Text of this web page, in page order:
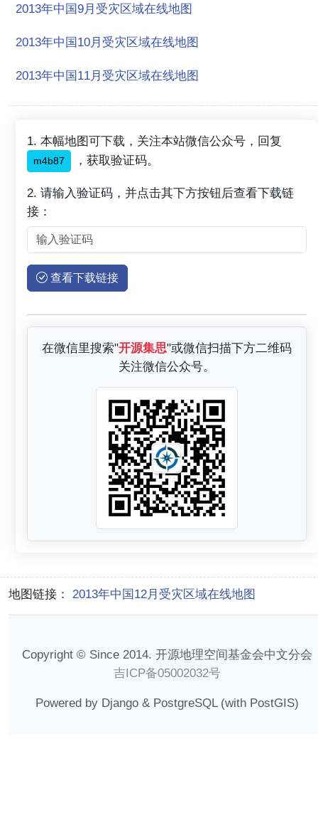
2013年中国9月受灾区域在线地图
2013年中国10月受灾区域在线地图
2013年中国11月受灾区域在线地图
1. 本幅地图可下载，关注本站微信公众号，回复
m4b87 ，获取验证码。
2. 请输入验证码，并点击其下方按钮后查看下载链
接：
查看下载链接
在微信里搜索"开源集思"或微信扫描下方二维码
关注微信公众号。
地图链接： 2013年中国12月受灾区域在线地图
Copyright © Since 2014. 开源地理空间基金会中文分会
吉ICP备05002032号
Powered by Django & PostgreSQL (with PostGIS)